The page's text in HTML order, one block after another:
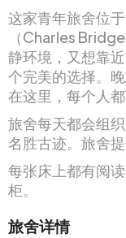
这家青年旅舍位
（Charles
静环境，又想靠
个完美的选择。
在这里，每个人
旅舍每天都会组
名胜古迹。旅舍
每张床上都有阅
柜。
旅舍详情